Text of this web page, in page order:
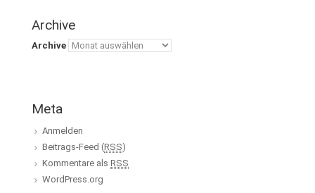
Archive
Archive
Meta
Anmelden
Beitrags-Feed (RSS)
Kommentare als RSS
WordPress.org